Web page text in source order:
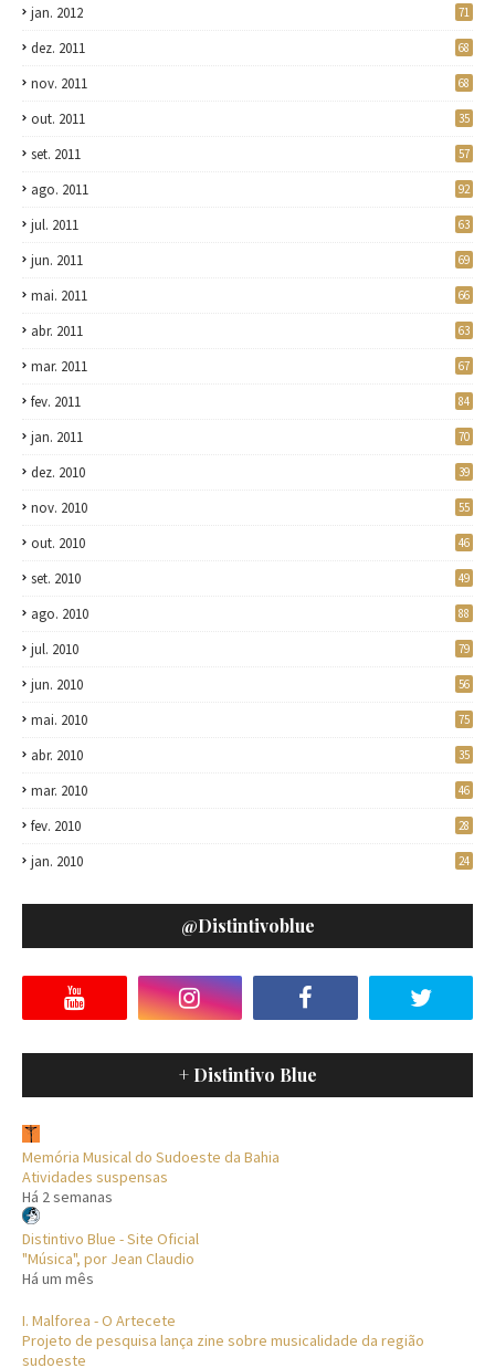
jan. 2012 71
dez. 2011 68
nov. 2011 68
out. 2011 35
set. 2011 57
ago. 2011 92
jul. 2011 63
jun. 2011 69
mai. 2011 66
abr. 2011 63
mar. 2011 67
fev. 2011 84
jan. 2011 70
dez. 2010 39
nov. 2010 55
out. 2010 46
set. 2010 49
ago. 2010 88
jul. 2010 79
jun. 2010 56
mai. 2010 75
abr. 2010 35
mar. 2010 46
fev. 2010 28
jan. 2010 24
@distintivoblue
+ Distintivo Blue
Memória Musical do Sudoeste da Bahia
Atividades suspensas
Há 2 semanas
Distintivo Blue - Site Oficial
"Música", por Jean Claudio
Há um mês
I. Malforea - O Artecete
Projeto de pesquisa lança zine sobre musicalidade da região
sudoeste